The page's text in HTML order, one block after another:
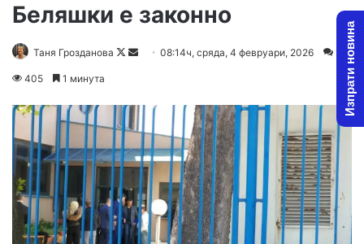
Беляшки е законно
Таня Грозданова
Follow
Send08:14ч, сряда, 4 февруари, 2026 1
405 1 минута Изпрати новина